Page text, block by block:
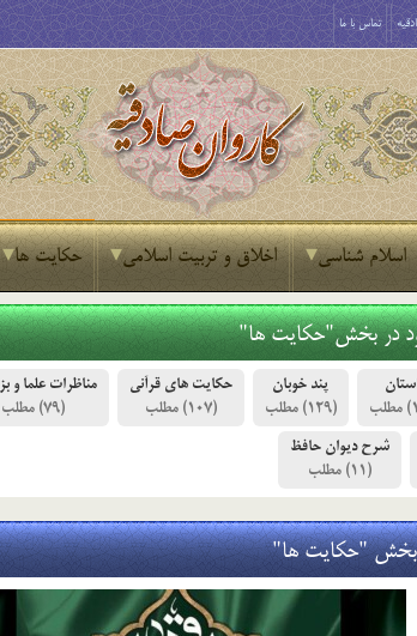
تماس با ما
اسلام شناسی اخلاق و تربیت اسلامی حکایت ها
در بخش"حکایت ها"
پند خوبان
(129)
حکایت های قرآنی
(107)
مناظرات علما و
(79)
شرح دیوان حافظ
(11)
بخش "حکایت ها"